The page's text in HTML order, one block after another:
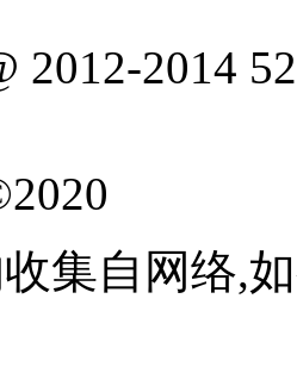
2012-2014
集自网络,